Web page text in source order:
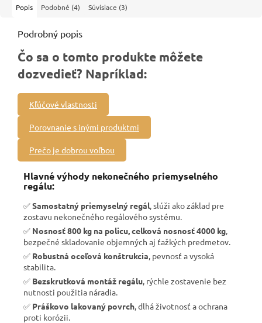
Popis Podobné (4) Súvisiace (3)
Podrobný popis
Čo sa o tomto produkte môžete
dozvedieť? Napríklad:
Kľúčové vlastnosti
Porovnanie s inými produktmi
Prečo je dobrou voľbou
Hlavné výhody nekonečného priemyselného
regálu:
✅Samostatný priemyselný regál , slúži ako základ pre
zostavu nekonečného regálového systému.
✅ Nosnosť 800 kg na policu, celková nosnosť 4000 kg
bezpečné skladovanie objemných aj ťažkých predmetov.
✅ Robustná oceľová konštrukcia , pevnosť a vysoká
stabilita.
✅ Bezskrutková montáž regálu , rýchle zostavenie bez
nutnosti použitia náradia.
✅ Práškovo lakovaný povrch , dlhá životnosť a ochrana
proti korózii.